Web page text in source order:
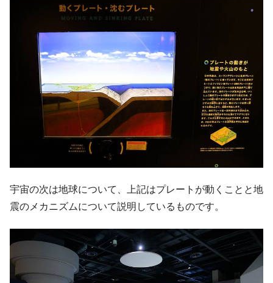
宇宙の次は地球について、上記はプレートが動くことと地
震のメカニズムについて説明しているものです。